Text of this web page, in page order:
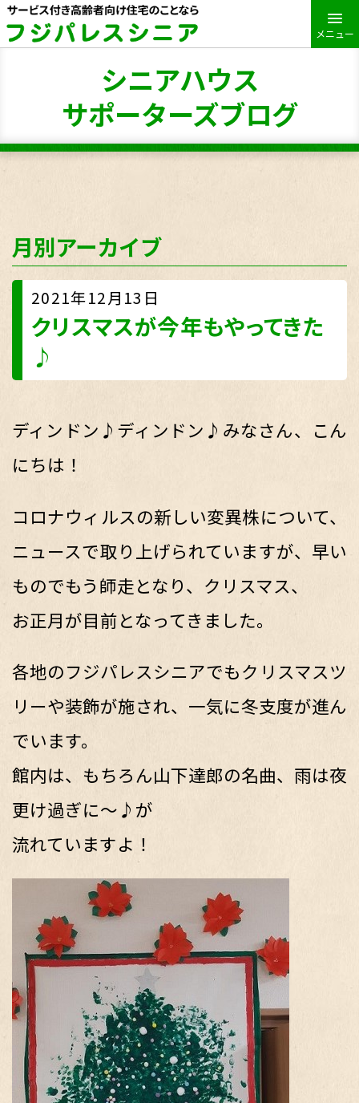
メニュー
シニアハウス
サポーターズブログ
月別アーカイブ
2021年12月13日
クリスマスが今年もやってきた
♪
ディンドン♪ディンドン♪みなさん、こん
にちは！
コロナウィルスの新しい変異株について、
ニュースで取り上げられていますが、早い
ものでもう師走となり、クリスマス、
お正月が目前となってきました。
各地のフジパレスシニアでもクリスマスツ
リーや装飾が施され、一気に冬支度が進ん
でいます。
館内は、もちろん山下達郎の名曲、雨は夜
更け過ぎに～♪が
流れていますよ！